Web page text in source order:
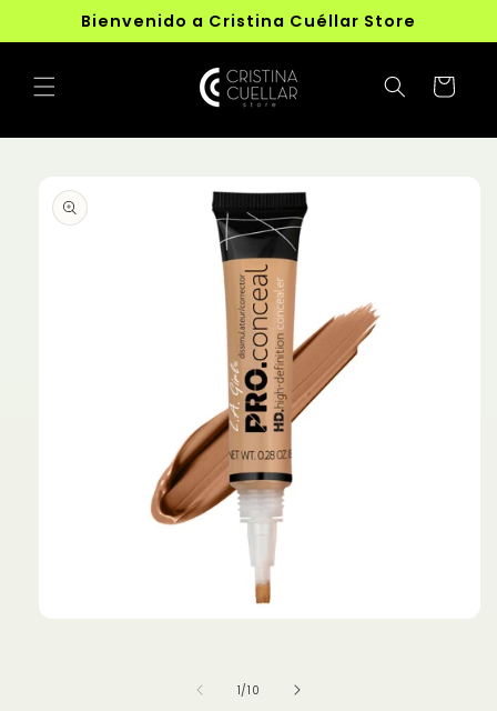
directamente
al contenido
Bienvenido a Cristina Cuéllar Store
Carrito
información
del producto
1/de
10